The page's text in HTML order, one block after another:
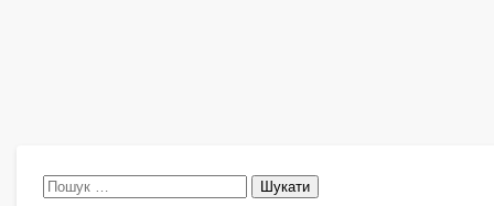
Пошук: